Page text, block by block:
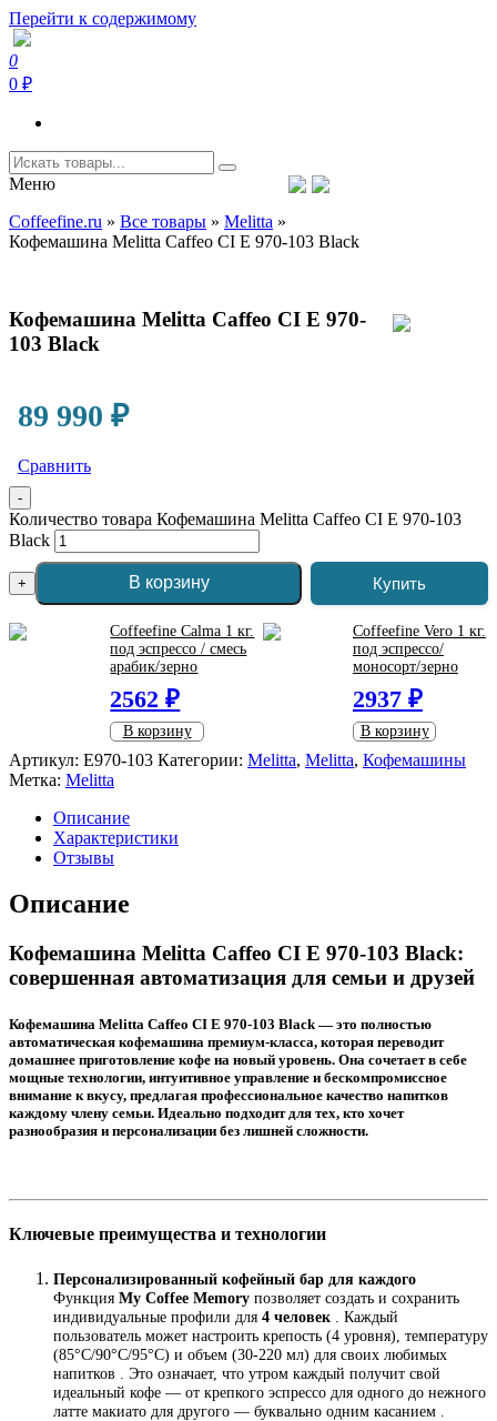
Перейти к содержимому
Coffeefine.ru
Интернет-магазин кофемашин и кофейной техники для дома
0
0 ₽
Меню
Coffeefine.ru » Все товары » Melitta »
Кофемашина Melitta Caffeo CI E 970-103 Black
Кофемашина Melitta Caffeo CI E 970-
103 Black
89 990 ₽
Сравнить
-
Количество товара Кофемашина Melitta Caffeo CI E 970-103
Black
+ В корзину Купить
Coffeefine Calma 1 кг.
под эспрессо / смесь
арабик/зерно
2562 ₽
В корзину
Coffeefine Vero 1 кг.
под эспрессо/
моносорт/зерно
2937 ₽
В корзину
Артикул: E970-103 Категории: Melitta, Melitta, Кофемашины
Метка: Melitta
Описание
Характеристики
Отзывы
Описание
Кофемашина Melitta Caffeo CI E 970-103 Black:
совершенная автоматизация для семьи и друзей
Кофемашина Melitta Caffeo CI E 970-103 Black — это полностью
автоматическая кофемашина премиум-класса, которая переводит
домашнее приготовление кофе на новый уровень. Она сочетает в себе
мощные технологии, интуитивное управление и бескомпромиссное
внимание к вкусу, предлагая профессиональное качество напитков
каждому члену семьи. Идеально подходит для тех, кто хочет
разнообразия и персонализации без лишней сложности.
Ключевые преимущества и технологии
Персонализированный кофейный бар для каждого
Функция My Coffee Memory позволяет создать и сохранить
индивидуальные профили для 4 человек . Каждый
пользователь может настроить крепость (4 уровня), температуру
(85°C/90°C/95°C) и объем (30-220 мл) для своих любимых
напитков . Это означает, что утром каждый получит свой
идеальный кофе — от крепкого эспрессо для одного до нежного
латте макиато для другого — буквально одним касанием .